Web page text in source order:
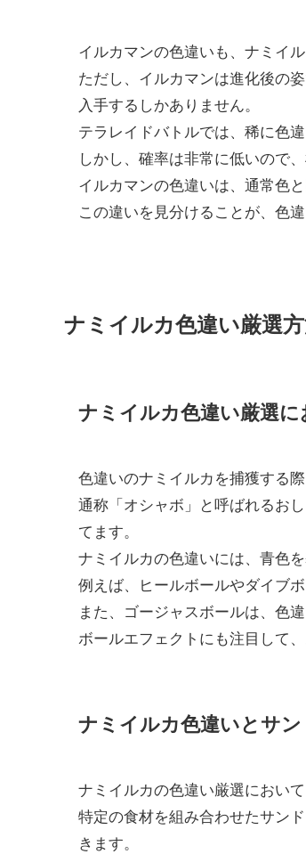
イルカマンの色違いも、ナミイ
ただし、イルカマンは進化後の
入手するしかありません。
テラレイドバトルでは、稀に色
しかし、確率は非常に低いので
イルカマンの色違いは、通常色
この違いを見分けることが、色
ナミイルカ色違い厳選
ナミイルカ色違い厳選
色違いのナミイルカを捕獲する
通称「オシャボ」と呼ばれるお
てます。
ナミイルカの色違いには、青色
例えば、ヒールボールやダイブ
また、ゴージャスボールは、色
ボールエフェクトにも注目して
ナミイルカ色違いとサ
ナミイルカの色違い厳選におい
特定の食材を組み合わせたサン
きます。